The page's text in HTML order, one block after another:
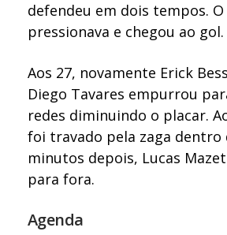
defendeu em dois tempos.
pressionava e chegou ao gol.
Aos 27, novamente Erick
Diego Tavares empurrou
redes diminuindo o placar.
foi travado pela zaga dentro
minutos depois, Lucas
para fora.
Agenda